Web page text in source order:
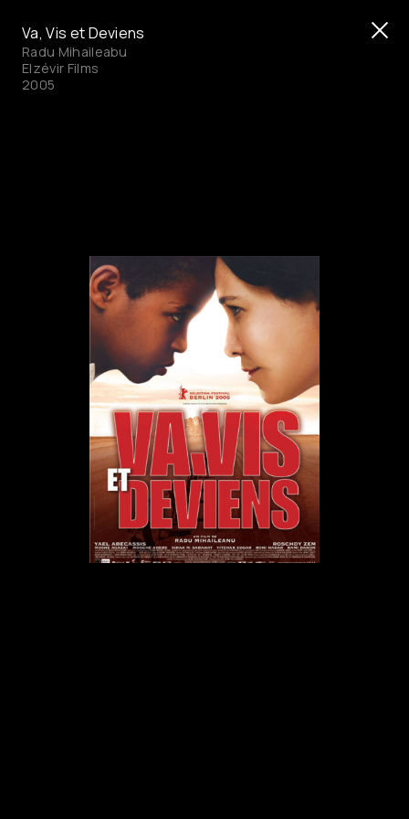
Play
Video
Va, Vis et Deviens
Radu Mihaileabu
Elzévir Films
2005